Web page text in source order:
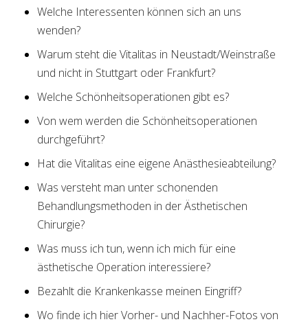
Welche Interessenten können sich an uns
wenden?
Warum steht die Vitalitas in Neustadt/Weinstraße
und nicht in Stuttgart oder Frankfurt?
Welche Schönheitsoperationen gibt es?
Von wem werden die Schönheitsoperationen
durchgeführt?
Hat die Vitalitas eine eigene Anästhesieabteilung?
Was versteht man unter schonenden
Behandlungsmethoden in der Ästhetischen
Chirurgie?
Was muss ich tun, wenn ich mich für eine
ästhetische Operation interessiere?
Bezahlt die Krankenkasse meinen Eingriff?
Wo finde ich hier Vorher- und Nachher-Fotos von